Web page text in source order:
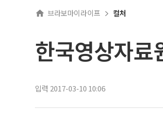
브라보마이라이프 컬처
한국영상자료
입력 2017-03-10 10:06